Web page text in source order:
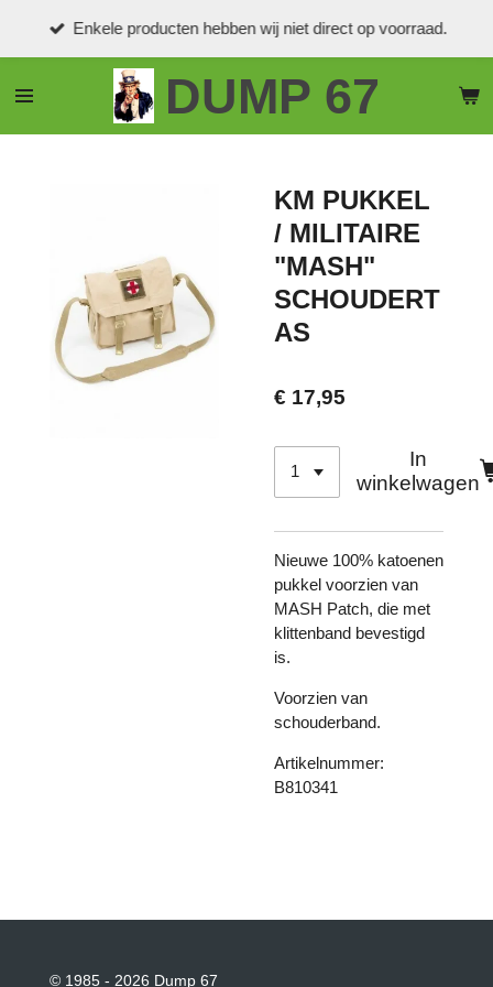
de
DUMP 67
Enkele producten hebben wij niet direct op voorraad.
KM PUKKEL
/ MILITAIRE
"MASH"
SCHOUDERT
AS
€ 17,95
In
winkelwagen
Nieuwe 100% katoenen
pukkel voorzien van
MASH Patch, die met
klittenband bevestigd
is.
Voorzien van
schouderband.
Artikelnummer:
B810341
© 1985 - 2026 Dump 67